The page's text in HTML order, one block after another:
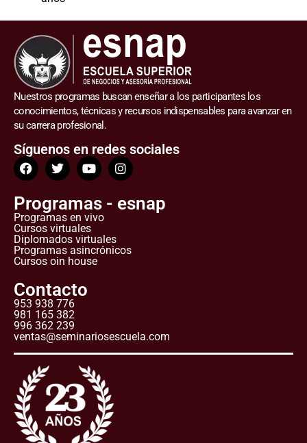
Nuestros programas buscan enseñar a los participantes los
conocimientos, técnicas y recursos indispensables para avanzar en
su carrera profesional.
Síguenos en redes sociales
Programas - esnap
Programas en vivo
Cursos virtuales
Diplomados virtuales
Programas asincrónicos
Cursos oin house
Contacto
953 938 776
981 165 382
996 362 239
ventas@seminariosescuela.com